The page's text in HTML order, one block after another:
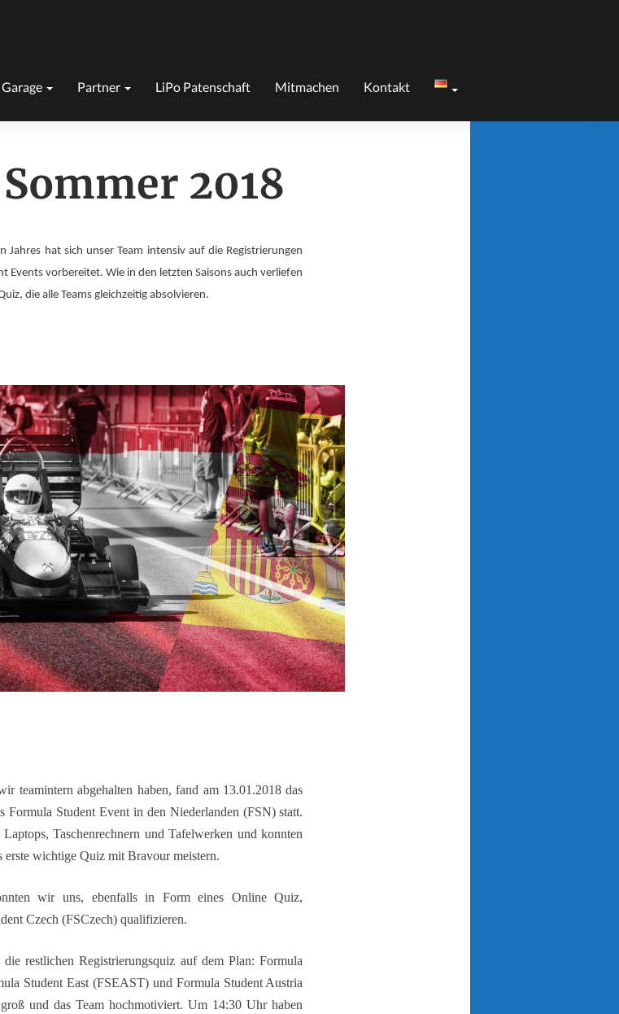
Garage Partner LiPo Patenschaft Mitmachen Kontakt
2018
Jahres hat sich unser Team intensiv auf die Registrierungen
Events vorbereitet. Wie in den letzten Saisons auch verliefen
die alle Teams gleichzeitig absolvieren.
teamintern abgehalten haben, fand am 13.01.2018 das
Formula Student Event in den Niederlanden (FSN) statt.
Taschenrechnern und Tafelwerken und konnten
erste wichtige Quiz mit Bravour meistern.
wir uns, ebenfalls in Form eines Online Quiz,
Czech (FSCzech) qualifizieren.
restlichen Registrierungsquiz auf dem Plan: Formula
Student East (FSEAST) und Formula Student Austria
und das Team hochmotiviert. Um 14:30 Uhr haben